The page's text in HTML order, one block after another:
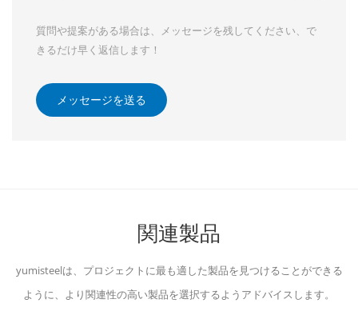
質問や提案がある場合は、メッセージを残してください、で
きるだけ早く返信します！
メッセージを送る
関連製品
yumisteelは、プロジェクトに最も適した製品を見つけることができる
ように、より関連性の高い製品を選択するようアドバイスします。